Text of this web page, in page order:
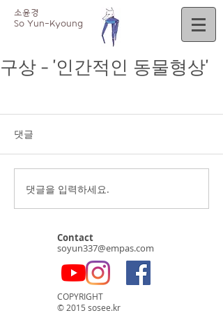
소윤경
So Yun-Kyoung
구상 - '인간적인 동물형상'
댓글
댓글을 입력하세요.
Contact
soyun337@empas.com
COPYRIGHT
© 2015 sosee.kr